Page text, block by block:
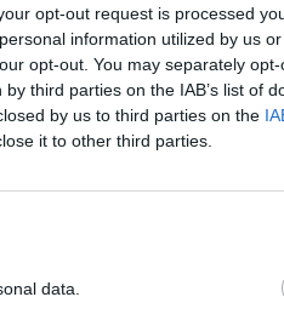
opt-out request is processed
information utilized by us
opt-out. You may separately
third parties on the IAB’s list of
by us to third parties on the
it to other third parties.
data.
los
jurídica ha
de 6.600